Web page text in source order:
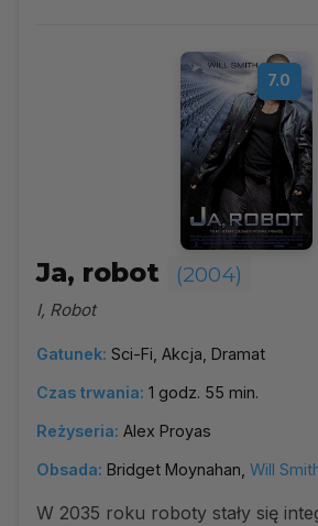
7.0
Ja, robot (2004)
I, Robot
Gatunek: Sci-Fi, Akcja, Dramat
Czas trwania: 1 godz. 55 min.
Reżyseria: Alex Proyas
Obsada: Bridget Moynahan, Will
W 2035 roku roboty stały się